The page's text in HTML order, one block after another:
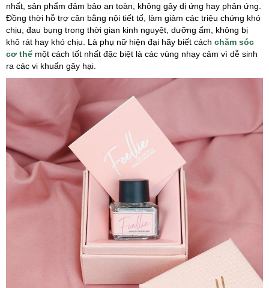
nhất, sản phẩm đảm bảo an toàn, không gây dị ứng hay phản ứng.
Đồng thời hỗ trợ cân bằng nội tiết tố, làm giảm các triệu chứng khó
chịu, đau bụng trong thời gian kinh nguyệt, dưỡng ẩm, không bị
khô rát hay khó chịu. Là phụ nữ hiện đại hãy biết cách chăm sóc
cơ thể một cách tốt nhất đặc biệt là các vùng nhạy cảm vì dễ sinh
ra các vi khuẩn gây hại.